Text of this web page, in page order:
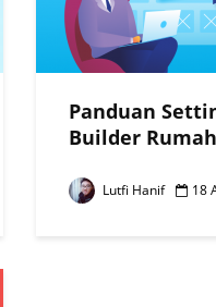
Panduan
Builder
Lutfi Hanif 18